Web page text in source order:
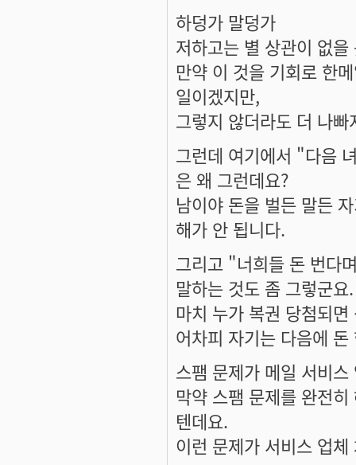
하덩가 말덩가
저하고는 별 상관이 없
만약 이 것을 기회로 한
일이겠지만,
그렇지 않더라도 더 나
그런데 여기에서 "다음
은 왜 그런데요?
남이야 돈을 벌든 말든
해가 안 됩니다.
그리고 "너희들 돈 번다
말하는 것도 좀 그렇군요.
마치 누가 복권 당첨되
어차피 자기는 다음에
스팸 문제가 메일 서비
막약 스팸 문제를 완전
텐데요.
이런 문제가 서비스 업